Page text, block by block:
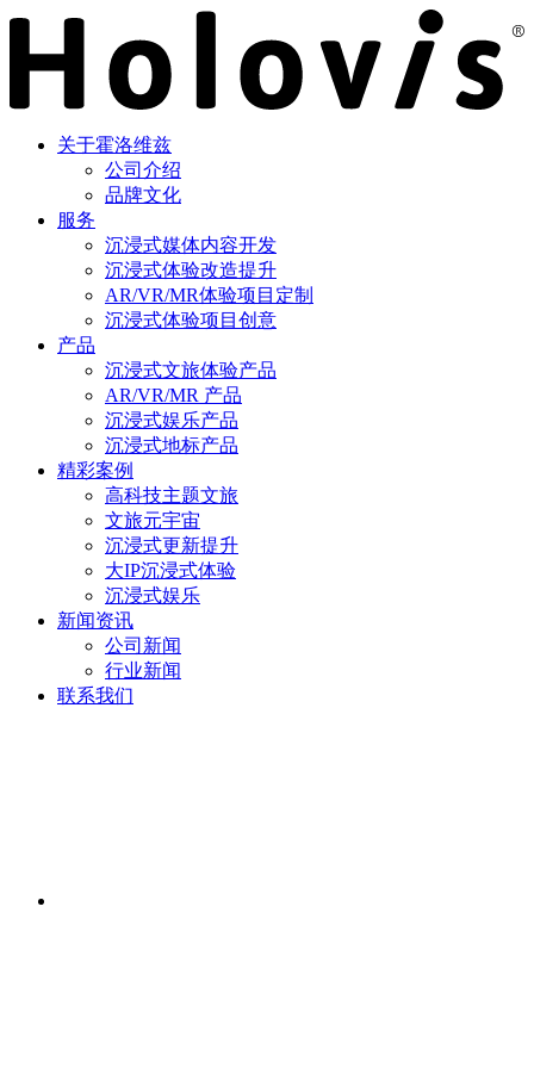
关于霍洛维兹
公司介绍
品牌文化
服务
沉浸式媒体内容开发
沉浸式体验改造提升
AR/VR/MR体验项目定制
沉浸式体验项目创意
产品
沉浸式文旅体验产品
AR/VR/MR 产品
沉浸式娱乐产品
沉浸式地标产品
精彩案例
高科技主题文旅
文旅元宇宙
沉浸式更新提升
大IP沉浸式体验
沉浸式娱乐
新闻资讯
公司新闻
行业新闻
联系我们